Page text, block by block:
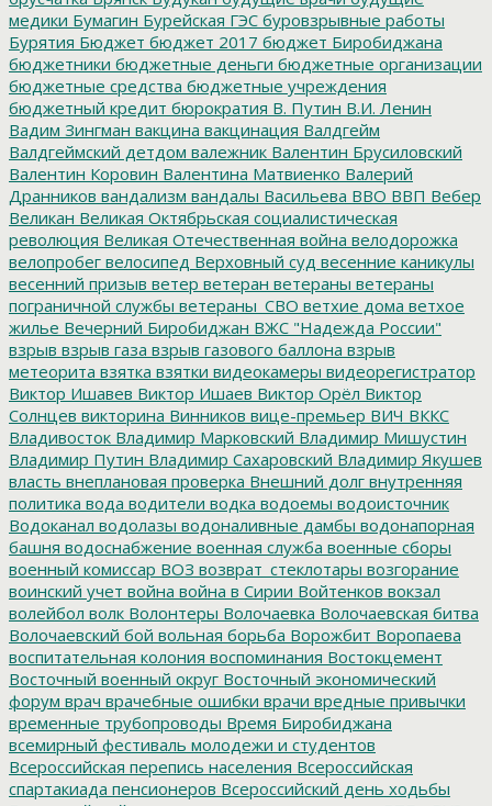
медики Бумагин Бурейская ГЭС буровзрывные работы
Бурятия Бюджет бюджет 2017 бюджет Биробиджана
бюджетники бюджетные деньги бюджетные организации
бюджетные средства бюджетные учреждения
бюджетный кредит бюрократия В. Путин В.И. Ленин
Вадим Зингман вакцина вакцинация Валдгейм
Валдгеймский детдом валежник Валентин Брусиловский
Валентин Коровин Валентина Матвиенко Валерий
Дранников вандализм вандалы Васильева ВВО ВВП Вебер
Великан Великая Октябрьская социалистическая
революция Великая Отечественная война велодорожка
велопробег велосипед Верховный суд весенние каникулы
весенний призыв ветер ветеран ветераны ветераны
пограничной службы ветераны_СВО ветхие дома ветхое
жилье Вечерний Биробиджан ВЖС "Надежда России"
взрыв взрыв газа взрыв газового баллона взрыв
метеорита взятка взятки видеокамеры видеорегистратор
Виктор Ишавев Виктор Ишаев Виктор Орёл Виктор
Солнцев викторина Винников вице-премьер ВИЧ ВККС
Владивосток Владимир Марковский Владимир Мишустин
Владимир Путин Владимир Сахаровский Владимир Якушев
власть внеплановая проверка Внешний долг внутренняя
политика вода водители водка водоемы водоисточник
Водоканал водолазы водоналивные дамбы водонапорная
башня водоснабжение военная служба военные сборы
военный комиссар ВОЗ возврат_стеклотары возгорание
воинский учет война война в Сирии Войтенков вокзал
волейбол волк Волонтеры Волочаевка Волочаевская битва
Волочаевский бой вольная борьба Ворожбит Воропаева
воспитательная колония воспоминания Востокцемент
Восточный военный округ Восточный экономический
форум врач врачебные ошибки врачи вредные привычки
временные трубопроводы Время Биробиджана
всемирный фестиваль молодежи и студентов
Всероссийская перепись населения Всероссийская
спартакиада пенсионеров Всероссийский день ходьбы